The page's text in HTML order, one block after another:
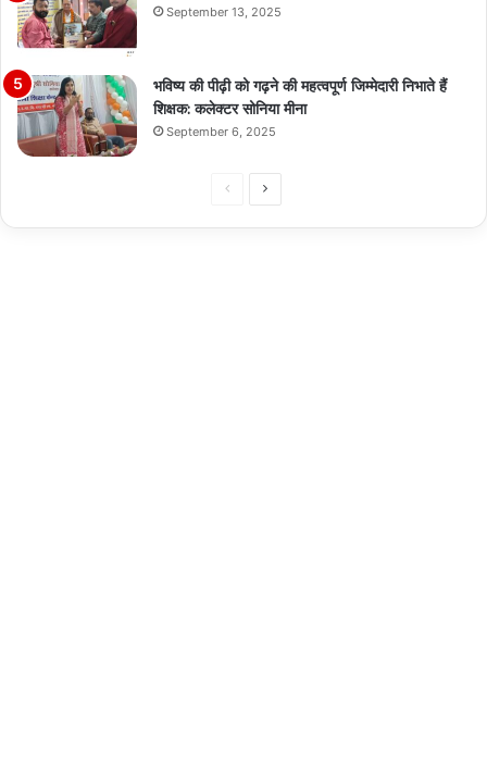
September 13, 2025
भविष्य की पीढ़ी को गढ़ने की महत्वपूर्ण जिम्मेदारी निभाते हैं
शिक्षक: कलेक्टर सोनिया मीना
September 6, 2025
PreviousNext